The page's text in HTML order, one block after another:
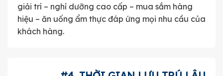
giải trí – nghỉ dưỡng cao cấp – mua sắm hàng
hiệu – ăn uống ẩm thực đáp ứng mọi nhu cầu của
khách hàng.